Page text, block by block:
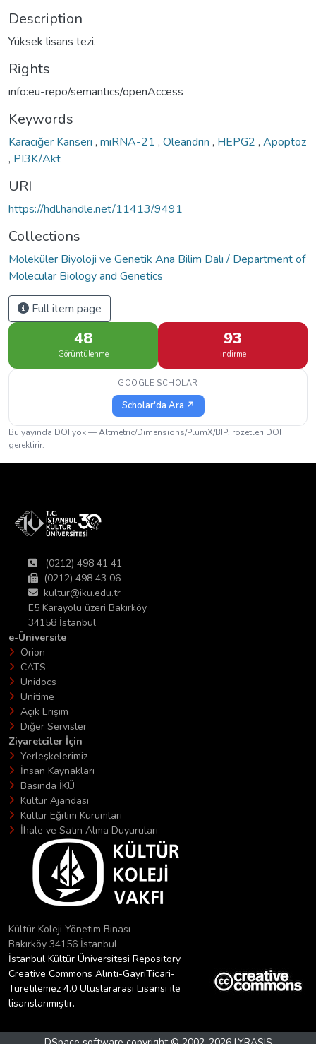
Description
Yüksek lisans tezi.
Rights
info:eu-repo/semantics/openAccess
Keywords
Karaciğer Kanseri , miRNA-21 , Oleandrin , HEPG2 , Apoptoz
, PI3K/Akt
URI
https://hdl.handle.net/11413/9491
Collections
Moleküler Biyoloji ve Genetik Ana Bilim Dalı / Department of
Molecular Biology and Genetics
Full item page
48
Görüntülenme
93
İndirme
GOOGLE SCHOLAR
Scholar'da Ara ↗
Bu yayında DOI yok — Altmetric/Dimensions/PlumX/BIP! rozetleri DOI
gerektirir.
(0212) 498 41 41
(0212) 498 43 06
kultur@iku.edu.tr
E5 Karayolu üzeri Bakırköy
34158 İstanbul
e-Üniversite
Orion
CATS
Unidocs
Unitime
Açık Erişim
Diğer Servisler
Ziyaretciler İçin
Yerleşkelerimiz
İnsan Kaynakları
Basında İKÜ
Kültür Ajandası
Kültür Eğitim Kurumları
İhale ve Satın Alma Duyuruları
Kültür Koleji Yönetim Binası
Bakırköy 34156 İstanbul
İstanbul Kültür Üniversitesi Repository
Creative Commons Alıntı-GayriTicari-
Türetilemez 4.0 Uluslararası Lisansı ile
lisanslanmıştır.